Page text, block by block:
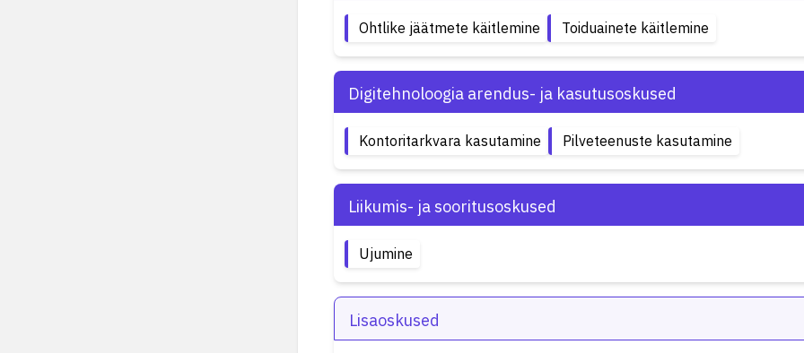
Ohtlike jäätmete käitlemine Toiduainete käitlemine
Digitehnoloogia arendus- ja kasutusoskused
Kontoritarkvara kasutamine Pilveteenuste kasutamine
Liikumis- ja sooritusoskused
Ujumine
Lisaoskused